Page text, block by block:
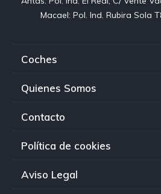
Macael: Pol. Ind. Rubira Sola
Coches
Quienes Somos
Contacto
Política de cookies
Aviso Legal